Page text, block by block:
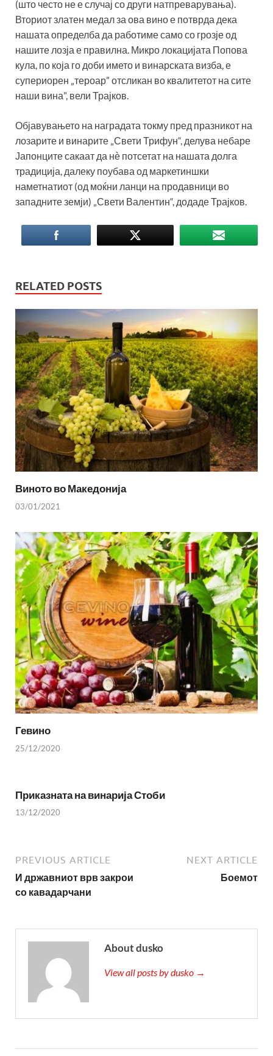
(што често не е случај со други натпреварувања).
Вториот златен медал за ова вино е потврда дека
нашата определба да работиме само со грозје од
нашите лозја е правилна. Микро локацијата Попова
кула, по која го доби името и винарската визба, е
супериорен „тероар” отсликан во квалитетот на сите
наши вина”, вели Трајков.
Објавувањето на наградата токму пред празникот на
лозарите и винарите „Свети Трифун“, делува небаре
Јапонците сакаат да нѐ потсетат на нашата долга
традиција, далеку поубава од маркетиншки
наметнатиот (од моќни ланци на продавници во
западните земји) „Свети Валентин“, додаде Трајков.
RELATED POSTS
Виното во Македонија
03/01/2021
Гевино
25/12/2020
Приказната на винарија Стоби
13/12/2020
PREVIOUS ARTICLE
И државниот врв закрои
со кавадарчани
NEXT ARTICLE
Боемот
About dusko
View all posts by dusko →